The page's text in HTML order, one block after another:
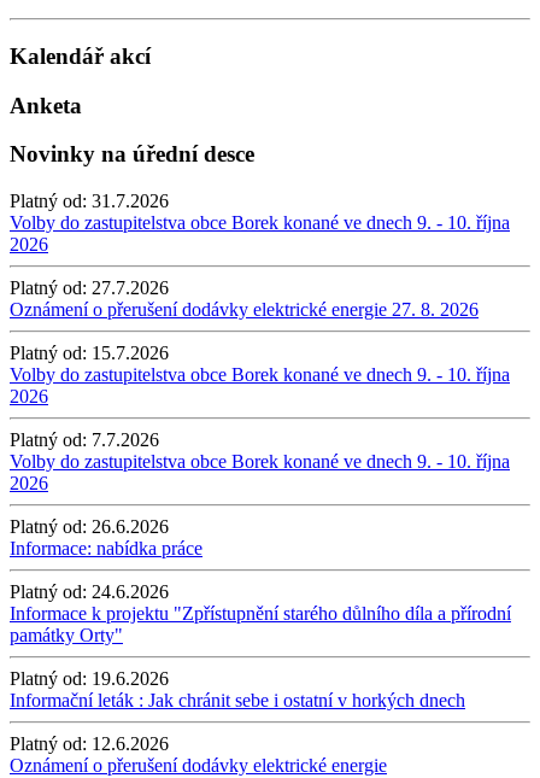
Kalendář akcí
Anketa
Novinky na úřední desce
Platný od: 31.7.2026
Volby do zastupitelstva obce Borek konané ve dnech 9. - 10. října
2026
Platný od: 27.7.2026
Oznámení o přerušení dodávky elektrické energie 27. 8. 2026
Platný od: 15.7.2026
Volby do zastupitelstva obce Borek konané ve dnech 9. - 10. října
2026
Platný od: 7.7.2026
Volby do zastupitelstva obce Borek konané ve dnech 9. - 10. října
2026
Platný od: 26.6.2026
Informace: nabídka práce
Platný od: 24.6.2026
Informace k projektu "Zpřístupnění starého důlního díla a přírodní
památky Orty"
Platný od: 19.6.2026
Informační leták : Jak chránit sebe i ostatní v horkých dnech
Platný od: 12.6.2026
Oznámení o přerušení dodávky elektrické energie